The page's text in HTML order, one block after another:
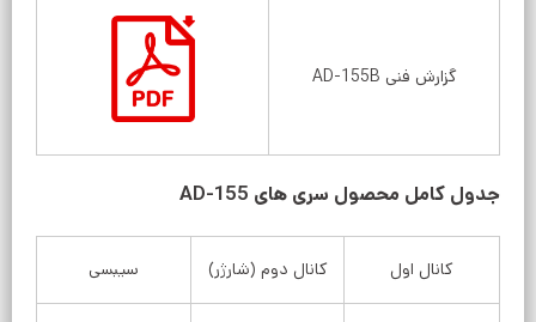
گزارش فنی AD-155B
جدول کامل محصول سری های AD-155
کانال اول کانال دوم (شارژر) سیبسی